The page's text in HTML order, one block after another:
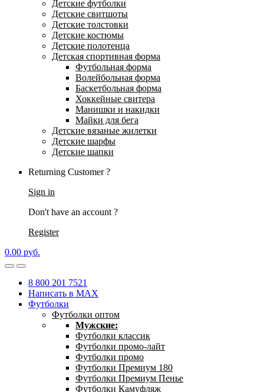
Детские футболки
Детские свитшоты
Детские толстовки
Детские костюмы
Детские полотенца
Детская спортивная форма
Футбольная форма
Волейбольная форма
Баскетбольная форма
Хоккейные свитера
Манишки и накидки
Майки для бега
Детские вязаные жилетки
Детские шарфы
Детские шапки
Returning Customer ?
Sign in
Don't have an account ?
Register
0.00 руб.
8 800 201 7521
Написать в MAX
Футболки
Футболки оптом
Мужские:
Футболки классик
Футболки промо-лайт
Футболки промо
Футболки Премиум 180
Футболки Премиум Пенье
Футболки Камуфляж